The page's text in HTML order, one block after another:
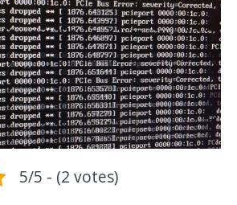
5/5 - (2 votes)